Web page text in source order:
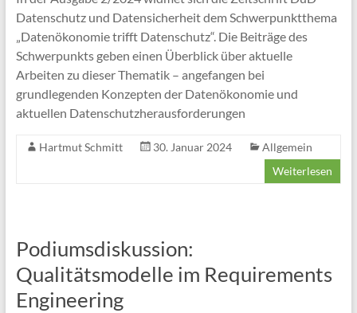
Datenschutz und Datensicherheit dem Schwerpunktthema
„Datenökonomie trifft Datenschutz“. Die Beiträge des
Schwerpunkts geben einen Überblick über aktuelle
Arbeiten zu dieser Thematik – angefangen bei
grundlegenden Konzepten der Datenökonomie und
aktuellen Datenschutzherausforderungen
Hartmut Schmitt 30. Januar 2024
Allgemein
Weiterlesen
Podiumsdiskussion:
Qualitätsmodelle im Requirements
Engineering